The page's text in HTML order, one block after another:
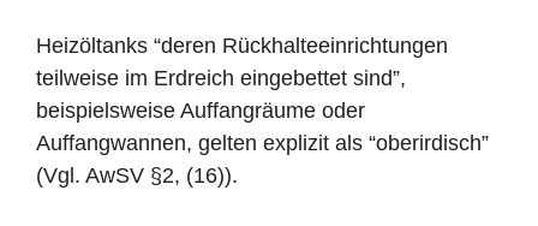
Heizöltanks “deren Rückhalteeinrichtungen
teilweise im Erdreich eingebettet sind”,
beispielsweise Auffangräume oder
Auffangwannen, gelten explizit als “oberirdisch”
(Vgl. AwSV §2, (16)).